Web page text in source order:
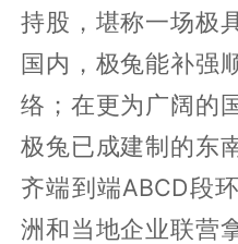
持股，堪称一场极
国内，极兔能补强
络；在更为广阔的
极兔已成建制的东
齐端到端ABCD段
洲和当地企业联营